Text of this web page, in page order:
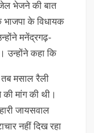
भेजने की बात
भाजपा के विधायक
मनेंद्रगढ़-
उन्होंने कहा कि
मसाल रैली
मांग की थी।
जायसवाल
नहीं दिख रहा